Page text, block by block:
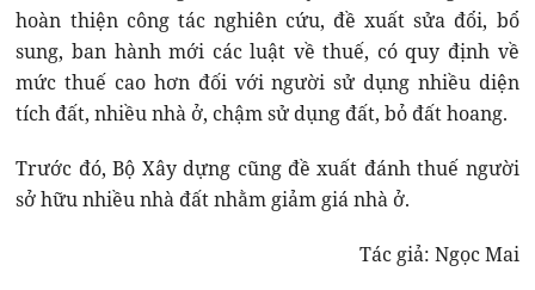
hoàn thiện công tác nghiên cứu, đề xuất sửa đổi, bổ
sung, ban hành mới các luật về thuế, có quy định về
mức thuế cao hơn đối với người sử dụng nhiều diện
tích đất, nhiều nhà ở, chậm sử dụng đất, bỏ đất hoang.
Trước đó, Bộ Xây dựng cũng đề xuất đánh thuế người
sở hữu nhiều nhà đất nhằm giảm giá nhà ở.
Tác giả: Ngọc Mai